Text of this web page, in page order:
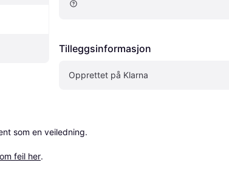
Tilleggsinformasjon
Opprettet på Klarna
som en veiledning.
feil her.